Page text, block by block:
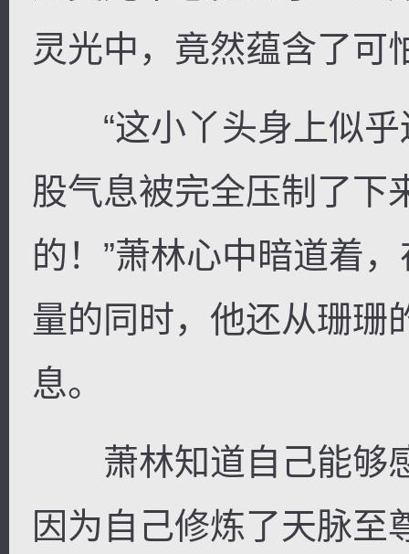
灵光中，竟然蕴含了可
“这小丫头身上似乎
股气息被完全压制了下
的！”萧林心中暗道着
量的同时，他还从珊珊
息。
萧林知道自己能够
因为自己修炼了天脉至